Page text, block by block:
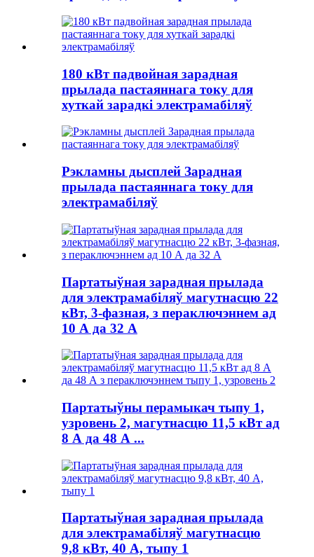
180 кВт падвойная зарадная
прылада пастаяннага току для
хуткай зарадкі электрамабіляў
Рэкламны дысплей Зарадная
прылада пастаяннага току для
электрамабіляў
Партатыўная зарадная прылада
для электрамабіляў магутнасцю 22
кВт, 3-фазная, з пераключэннем ад
10 А да 32 А
Партатыўны перамыкач тыпу 1,
узровень 2, магутнасцю 11,5 кВт ад
8 А да 48 А ...
Партатыўная зарадная прылада
для электрамабіляў магутнасцю
9,8 кВт, 40 А, тыпу 1